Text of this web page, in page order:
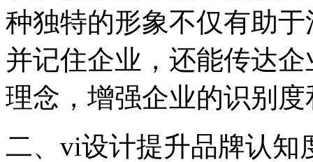
种独特的形象不仅有助
并记住企业，还能传达
理念，增强企业的识别
二、vi设计提升品牌认知